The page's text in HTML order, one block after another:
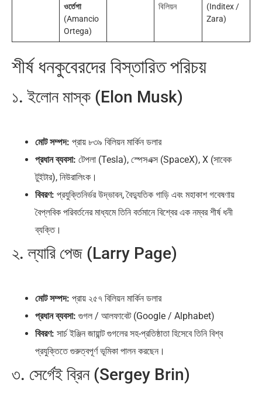
ওর্তেগা
(Amancio
Ortega)
বিলিয়ন
(Inditex /
Zara)
শীর্ষ ধনকুবেরদের বিস্তারিত পরিচয়
১. ইলোন মাস্ক (Elon Musk)
মোট সম্পদ: প্রায় ৮৩৯ বিলিয়ন মার্কিন ডলার
প্রধান ব্যবসা: টেপলা (Tesla), স্পেসএক্স (SpaceX), X (সাবেক
টুইটার), নিউরালিংক।
বিবরণ: প্রযুক্তিনির্ভর উদ্ভাবন, বৈদ্যুতিক গাড়ি এবং মহাকাশ গবেষণায়
বৈপ্লবিক পরিবর্তনের মাধ্যমে তিনি বর্তমানে বিশ্বের এক নম্বর শীর্ষ ধনী
ব্যক্তি।
২. ল্যারি পেজ (Larry Page)
মোট সম্পদ: প্রায় ২৫৭ বিলিয়ন মার্কিন ডলার
প্রধান ব্যবসা: গুগল / আলফাবেট (Google / Alphabet)
বিবরণ: সার্চ ইঞ্জিন জায়ান্ট গুগলের সহ-প্রতিষ্ঠাতা হিসেবে তিনি বিশ্ব
প্রযুক্তিতে গুরুত্বপূর্ণ ভূমিকা পালন করছেন।
৩. সের্গেই ব্রিন (Sergey Brin)